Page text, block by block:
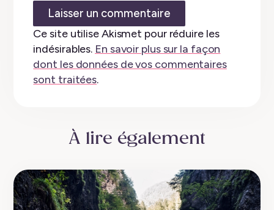
Ce site utilise Akismet pour réduire les
indésirables. En savoir plus sur la façon
dont les données de vos commentaires
sont traitées.
À lire également